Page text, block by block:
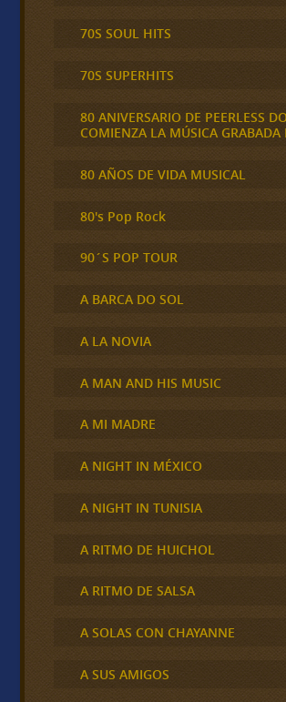
70S SOUL HITS
70S SUPERHITS
80 ANIVERSARIO DE PEERLESS
COMIENZA LA MÚSICA GRABADA
80 AÑOS DE VIDA MUSICAL
80's Pop Rock
90´S POP TOUR
A BARCA DO SOL
A LA NOVIA
A MAN AND HIS MUSIC
A MI MADRE
A NIGHT IN MÉXICO
A NIGHT IN TUNISIA
A RITMO DE HUICHOL
A RITMO DE SALSA
A SOLAS CON CHAYANNE
A SUS AMIGOS